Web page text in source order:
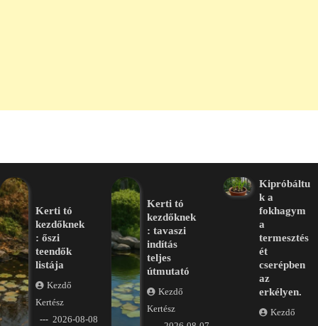
Kerti tó
kezdőknek
: őszi
teendők
listája
Kezdő
Kertész
2026-08-08
Kerti tó
kezdőknek
: tavaszi
indítás
teljes
útmutató
Kezdő
Kertész
Kipróbáltu
k a
fokhagym
a
termesztés
ét
cserépben
az
erkélyen.
Kezdő